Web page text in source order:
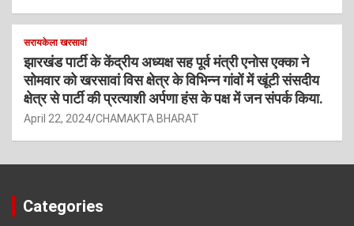
सरायकेला खरसावां
झारखंड पार्टी के केंद्रीय अध्यक्ष सह पूर्व मंत्री एनोस एक्का ने
सोमवार को खरसावां विस क्षेत्र के विभिन्न गांवों में खूंटी संसदीय
क्षेत्र से पार्टी की प्रत्याशी अर्पणा हंस के पक्ष में जन संपर्क किया.
April 22, 2024 CHAMAKTA BHARAT
Categories